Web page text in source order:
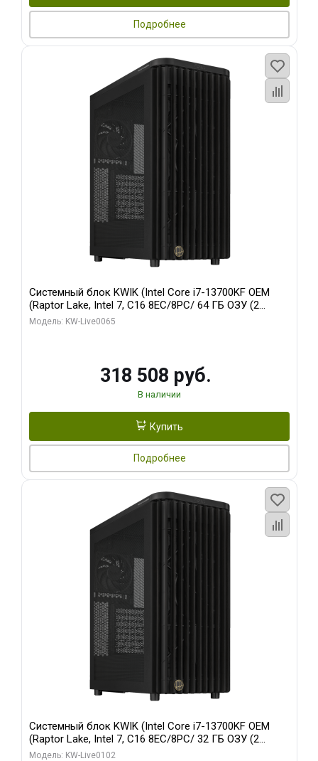
Подробнее
Системный блок KWIK (Intel Core i7-13700KF OEM
(Raptor Lake, Intel 7, C16 8EC/8PC/ 64 ГБ ОЗУ (2
модуля)/ ASUS RTX5080 PROART OC 16GB GDDR7
Модель: KW-Live0065
318 508 руб.
В наличии
Купить
Подробнее
Системный блок KWIK (Intel Core i7-13700KF OEM
(Raptor Lake, Intel 7, C16 8EC/8PC/ 32 ГБ ОЗУ (2
модуля)/ Afox RTX4090 24GB GDDR6X 384-Bit 3xDP
Модель: KW-Live0102